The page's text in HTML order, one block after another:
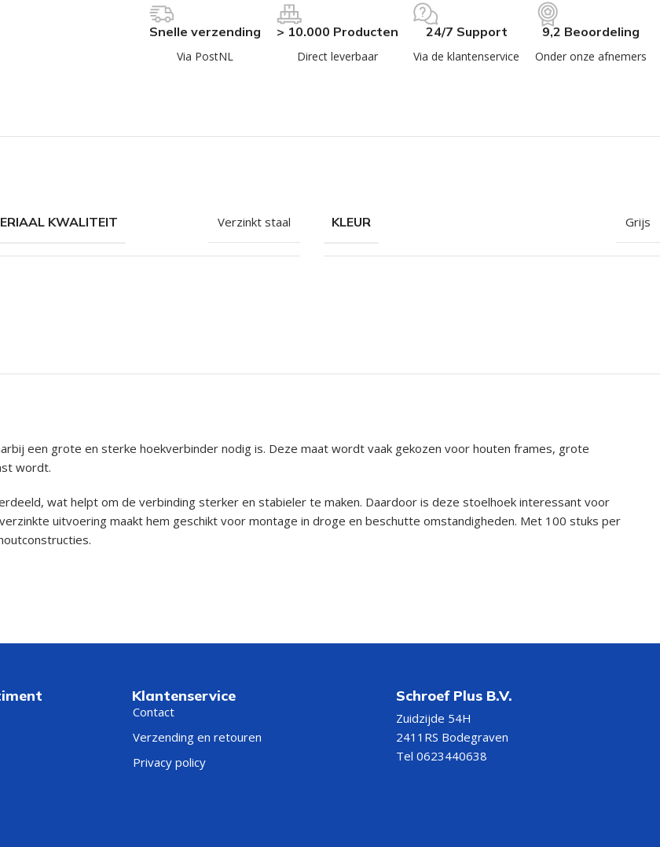
Snelle verzending
Via PostNL
> 10.000 Producten
Direct leverbaar
24/7 Support
Via de klantenservice
9,2 Beoordeling
Onder onze afnemers
KWALITEIT Verzinkt staal KLEUR Grijs
een grote en sterke hoekverbinder nodig is. Deze maat wordt vaak gekozen voor houten frames, grote
wordt.
wat helpt om de verbinding sterker en stabieler te maken. Daardoor is deze stoelhoek interessant voor
uitvoering maakt hem geschikt voor montage in droge en beschutte omstandigheden. Met 100 stuks per
Klantenservice
Contact
Verzending en retouren
Privacy policy
Schroef Plus B.V.
Zuidzijde 54H
2411RS Bodegraven
Tel 0623440638